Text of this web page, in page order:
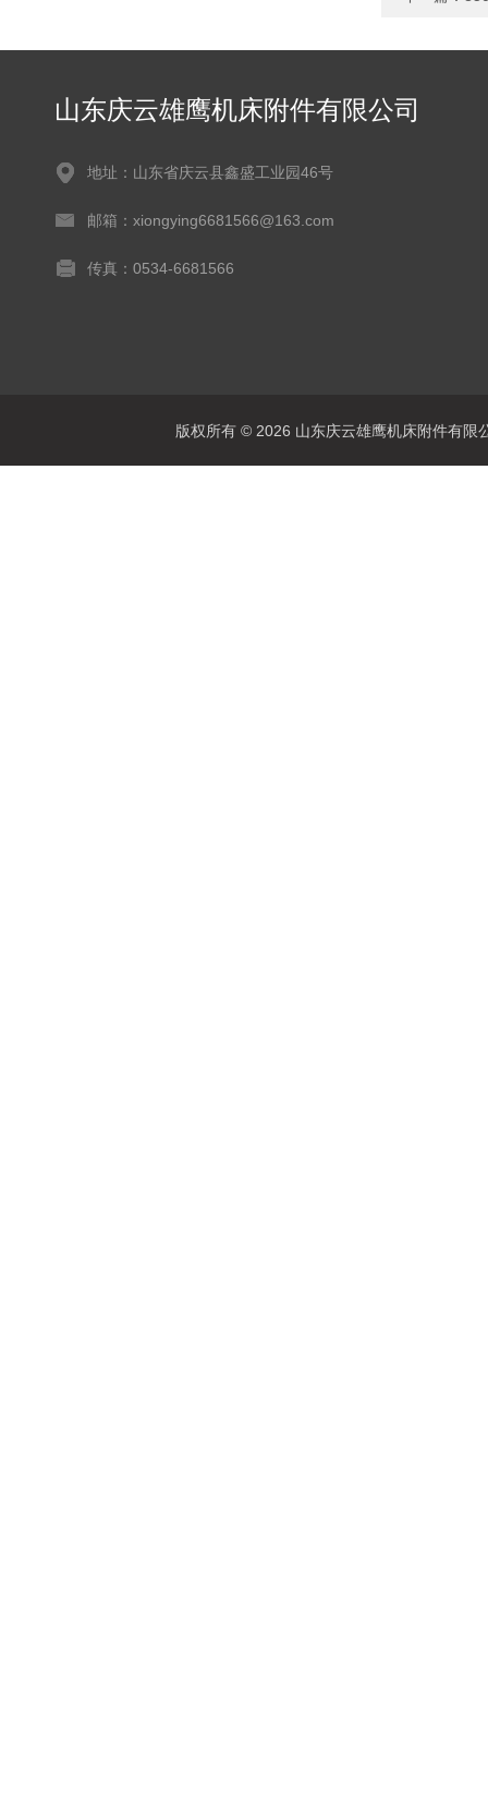
山东庆云雄鹰机床附件有限公司
地址：山东省庆云县鑫盛工业园46号
邮箱：xiongying6681566@163.com
传真：0534-6681566
版权所有 © 2026 山东庆云雄鹰机床附件有